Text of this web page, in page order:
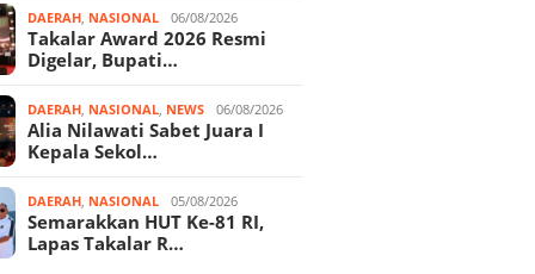
DAERAH, NASIONAL 06/08/2026
Takalar Award 2026 Resmi
Digelar, Bupati…
DAERAH, NASIONAL, NEWS 06/08/2026
Alia Nilawati Sabet Juara I
Kepala Sekol…
DAERAH, NASIONAL 05/08/2026
Semarakkan HUT Ke-81 RI,
Lapas Takalar R…